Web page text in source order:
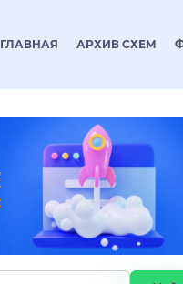
ГЛАВНАЯ АРХИВ СХЕМ